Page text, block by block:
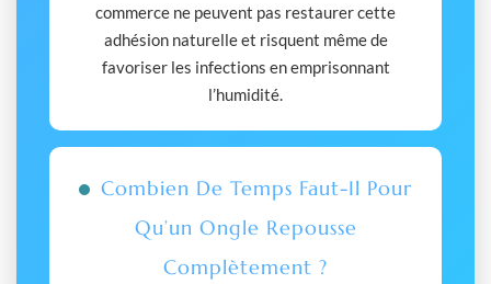
commerce ne peuvent pas restaurer cette
adhésion naturelle et risquent même de
favoriser les infections en emprisonnant
l’humidité.
Combien De Temps Faut-Il Pour
Qu’un Ongle Repousse
Complètement ?